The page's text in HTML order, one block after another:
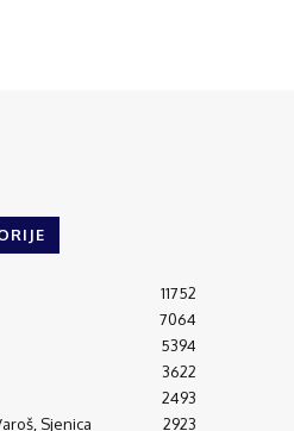
11752
7064
5394
3622
2493
Sjenica
2923